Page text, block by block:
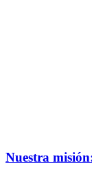
Nuestra